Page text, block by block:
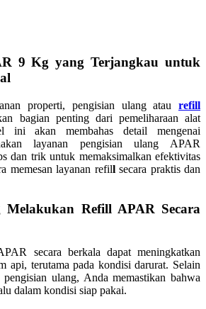
9 Kg yang Terjangkau untuk
properti, pengisian ulang atau refill
bagian penting dari pemeliharaan alat
ini akan membahas detail mengenai
layanan pengisian ulang APAR
dan trik untuk memaksimalkan efektivitas
memesan layanan refillsecara praktis dan
Melakukan Refill APAR Secara
secara berkala dapat meningkatkan
api, terutama pada kondisi darurat. Selain
ulang, Anda memastikan bahwa
dalam kondisi siap pakai.